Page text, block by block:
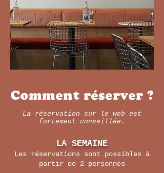
Comment réserver ?
La réservation sur le web est
fortement conseillée.
LA SEMAINE
Les réservations sont possibles à
partir de 2 personnes